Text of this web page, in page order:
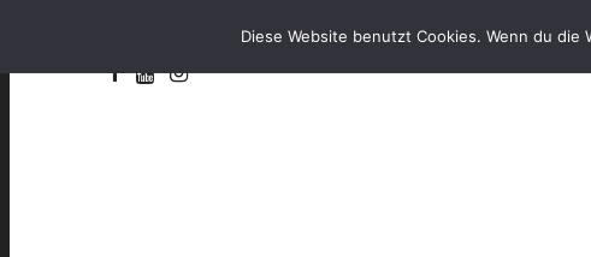
Diese Website benutzt Cookies. Wenn du